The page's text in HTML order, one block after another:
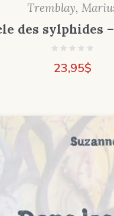
Tremblay,
des sylphides
23,95$